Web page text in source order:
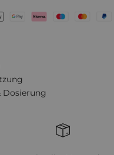
Dosierung